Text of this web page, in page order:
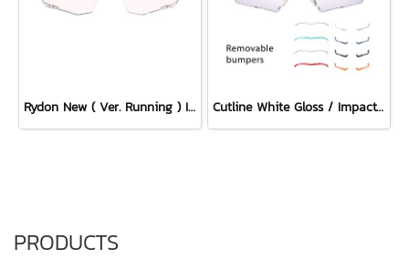
Rydon New ( Ver. Running ) Impactx Photochromic 2 Red Lens Cutline White Gloss / ImpactX Photochromic 2 Laser Purple with bumpers set
PRODUCTS